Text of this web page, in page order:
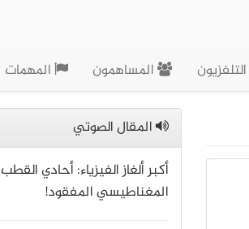
التلفزيون المساهمون المهمات
المقال الصوتي
أكبر ألغاز الفيزياء: أحادي القطب
المغناطيسي المفقود!